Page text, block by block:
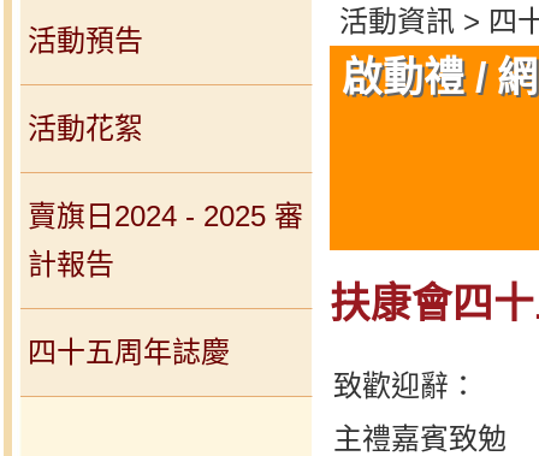
活動預告
活動花絮
賣旗日2024 - 2025 審
計報告
四十五周年誌慶
活動資訊 > 四
啟動禮 /
扶康會四
致歡迎辭：
主禮嘉賓致勉